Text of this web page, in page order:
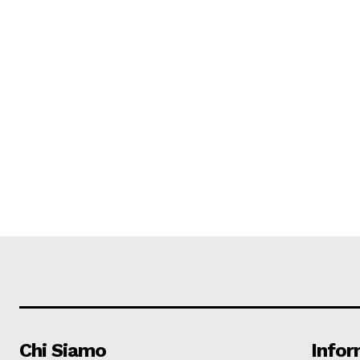
Chi Siamo